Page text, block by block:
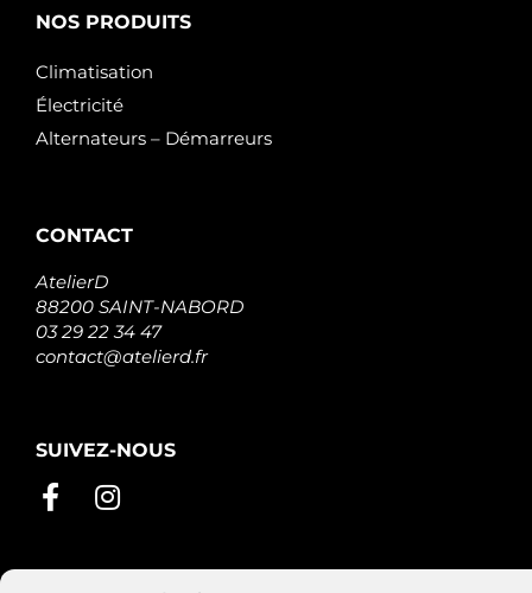
NOS PRODUITS
Climatisation
Électricité
Alternateurs – Démarreurs
CONTACT
AtelierD
88200 SAINT-NABORD
03 29 22 34 47
contact@atelierd.fr
SUIVEZ-NOUS